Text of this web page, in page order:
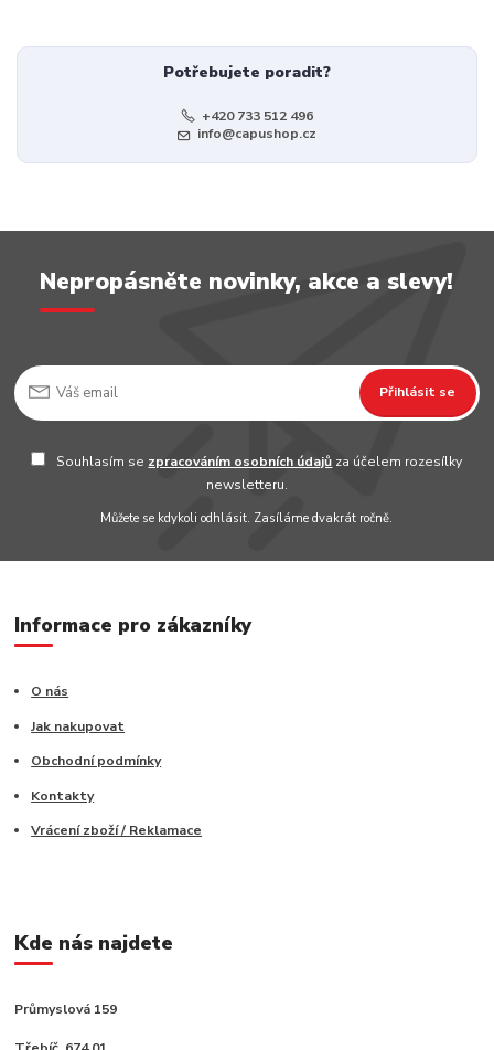
Potřebujete poradit?
+420 733 512 496
info@capushop.cz
Nepropásněte novinky, akce a slevy!
Přihlásit se
Souhlasím se zpracováním osobních údajů za účelem rozesílky
newsletteru.
Můžete se kdykoli odhlásit. Zasíláme dvakrát ročně.
Informace pro zákazníky
O nás
Jak nakupovat
Obchodní podmínky
Kontakty
Vrácení zboží / Reklamace
Kde nás najdete
Průmyslová 159